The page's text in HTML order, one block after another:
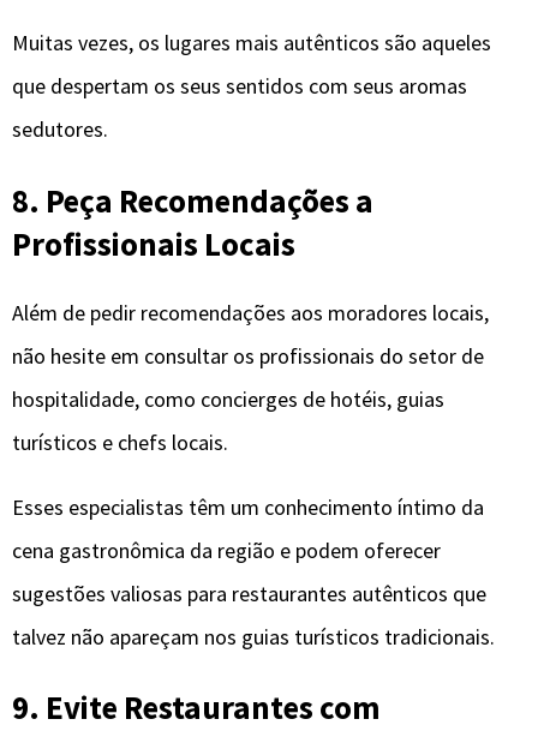
Muitas vezes, os lugares mais autênticos são aqueles
que despertam os seus sentidos com seus aromas
sedutores.
8. Peça Recomendações a
Profissionais Locais
Além de pedir recomendações aos moradores locais,
não hesite em consultar os profissionais do setor de
hospitalidade, como concierges de hotéis, guias
turísticos e chefs locais.
Esses especialistas têm um conhecimento íntimo da
cena gastronômica da região e podem oferecer
sugestões valiosas para restaurantes autênticos que
talvez não apareçam nos guias turísticos tradicionais.
9. Evite Restaurantes com